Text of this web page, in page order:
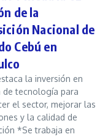
de la
Nacional de
Cebú en
la inversión en
de tecnología para
el sector, mejorar las
y la calidad de
*Se trabaja en